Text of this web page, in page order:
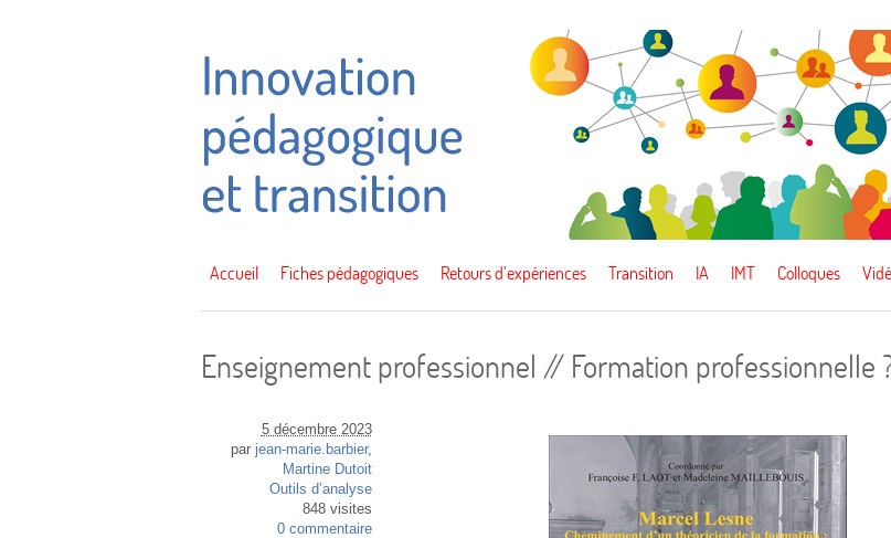
Accueil Fiches pédagogiques Retours d’expériences Transition IA IMT Colloques
Enseignement professionnel // Formation professionnelle
5 décembre 2023
par jean-marie.barbier,
Martine Dutoit
Outils d’analyse
848 visites
0 commentaire